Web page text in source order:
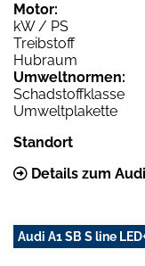
Motor:
kW / PS
Treibstoff
Hubraum
Umweltnormen:
Schadstoffklasse
Umweltplakette
Standort
Details zum
Audi A1 SB S line